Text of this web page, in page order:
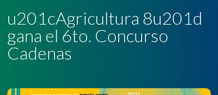
u201cAgricultura 8u201d
gana el 6to. Concurso
Cadenas